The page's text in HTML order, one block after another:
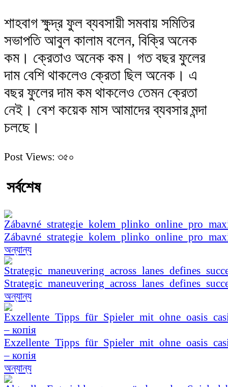
শাহবাগ ক্ষুদ্র ফুল ব্যবসায়ী সমবায় সমিতির
সভাপতি আবুল কালাম বলেন, বিক্রি অনেক
কম। ক্রেতাও অনেক কম। গত বছর ফুলের
দাম বেশি থাকলেও ক্রেতা ছিল অনেক। এ
বছর ফুলের দাম কম থাকলেও তেমন ক্রেতা
নেই। বেশ কয়েক মাস আমাদের ব্যবসার মন্দা
চলছে।
Post Views: ৩৫০
সর্বশেষ
অন্যান্য
অন্যান্য
– копія
অন্যান্য